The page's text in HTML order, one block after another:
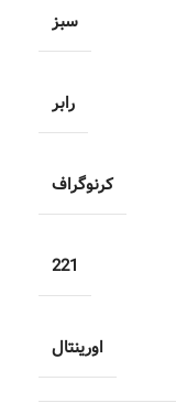
سبز
رابر
کرنوگراف
221
اورینتال